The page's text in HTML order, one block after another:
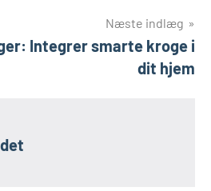
Næste indlæg
Integrer smarte kroge i
dit hjem